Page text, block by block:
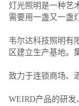
灯光照明是一种艺
需要用一盏又一盏
韦尔达科技照明有
区建立生产基地。
致力于连锁商场、
WEIRD产品的研发